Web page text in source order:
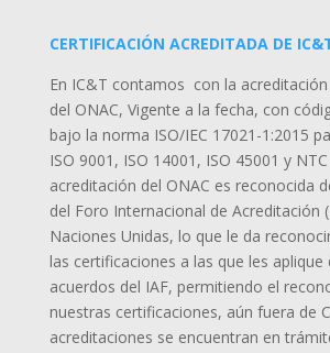
CERTIFICACIÓN ACREDITADA DE
En IC&T contamos con la
del ONAC, Vigente a la fecha, con
bajo la norma ISO/IEC 17021-1:2015
ISO 9001, ISO 14001, ISO 45001 y
acreditación del ONAC es reconocida
del Foro Internacional de Acreditación
Naciones Unidas, lo que le da
las certificaciones a las que les aplique
acuerdos del IAF, permitiendo el
nuestras certificaciones, aún fuera de
acreditaciones se encuentran en